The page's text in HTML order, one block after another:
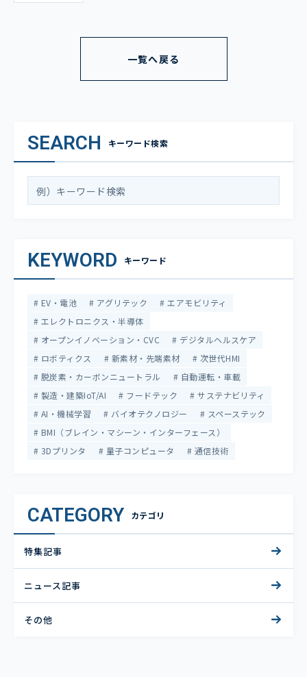
一覧へ戻る
SEARCH キーワード検索
KEYWORD キーワード
EV・電池 アグリテック
エアモビリティ
エレクトロニクス・半導体
オープンイノベーション・CVC
デジタルヘルスケア
ロボティクス
新素材・先端素材
次世代HMI
脱炭素・カーボンニュートラル
自動運転・車載
製造・建築IoT/AI
フードテック
サステナビリティ
AI・機械学習
バイオテクノロジー
スペーステック
BMI（ブレイン・マシーン・インターフェース）
3Dプリンタ
量子コンピュータ 通信技術
CATEGORY カテゴリ
特集記事
ニュース記事
その他